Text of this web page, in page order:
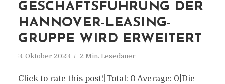
GESCHÄFTSFÜHRUNG DER
HANNOVER-LEASING-
GRUPPE WIRD ERWEITERT
3. Oktober 2023 2 Min. Lesedauer
Click to rate this post![Total: 0 Average: 0]Die